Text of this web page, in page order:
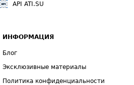
API ATI.SU
ИНФОРМАЦИЯ
Блог
Эксклюзивные материалы
Политика конфиденциальности